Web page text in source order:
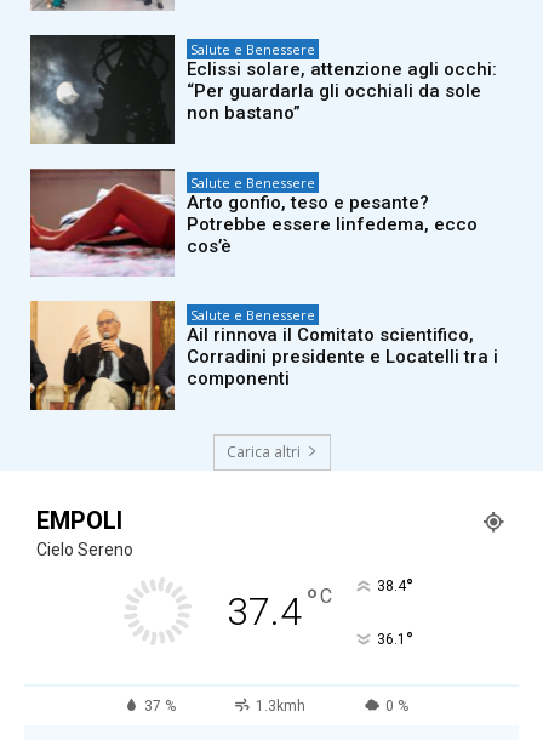
Salute e Benessere
Eclissi solare, attenzione agli occhi:
“Per guardarla gli occhiali da sole
non bastano”
Salute e Benessere
Arto gonfio, teso e pesante?
Potrebbe essere linfedema, ecco
cos’è
Salute e Benessere
Ail rinnova il Comitato scientifico,
Corradini presidente e Locatelli tra i
componenti
Carica altri
EMPOLI
Cielo Sereno
37.4°C 38.4°
36.1 °
37 % 1.3kmh 0 %